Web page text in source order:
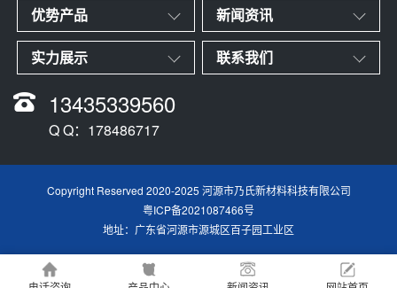
优势产品 新闻资讯
实力展示 联系我们
13435339560
Q Q：178486717
Copyright Reserved 2020-2025 河源市乃氏新材料科技有限公司
粤ICP备2021087466号
地址：广东省河源市源城区百子园工业区